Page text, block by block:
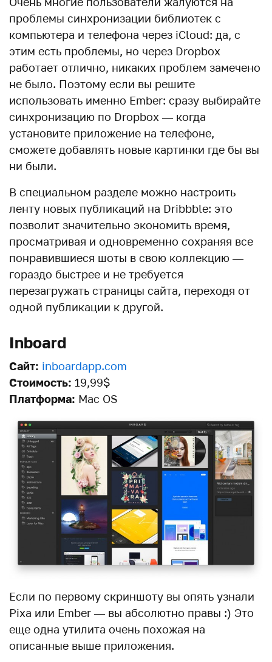
проблемы синхронизации библиотек с
компьютера и телефона через iCloud: да, с
этим есть проблемы, но через Dropbox
работает отлично, никаких проблем замечено
не было. Поэтому если вы решите
использовать именно Ember: сразу выбирайте
синхронизацию по Dropbox — когда
установите приложение на телефоне,
сможете добавлять новые картинки где бы вы
ни были.
В специальном разделе можно настроить
ленту новых публикаций на Dribbble: это
позволит значительно экономить время,
просматривая и одновременно сохраняя все
понравившиеся шоты в свою коллекцию —
гораздо быстрее и не требуется
перезагружать страницы сайта, переходя от
одной публикации к другой.
Inboard
Сайт: inboardapp.com
Стоимость: 19,99$
Платформа: Mac OS
Если по первому скриншоту вы опять узнали
Pixa или Ember — вы абсолютно правы :) Это
еще одна утилита очень похожая на
описанные выше приложения.